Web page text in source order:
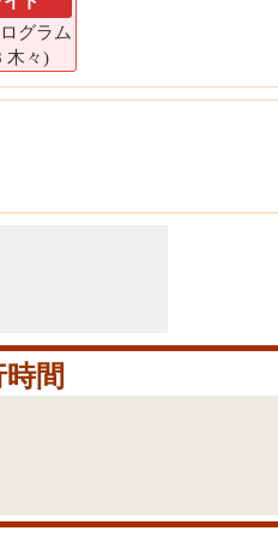
グラム
木々)
間